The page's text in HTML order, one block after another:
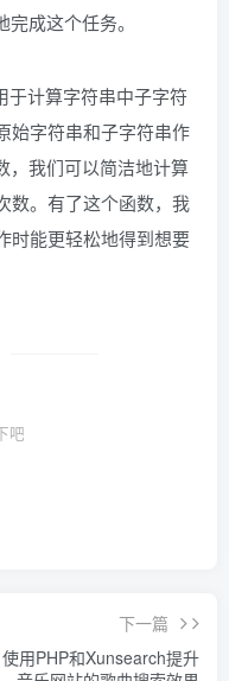
完成这个任务。
于计算字符串中子字符
始字符串和子字符串作
，我们可以简洁地计算
数。有了这个函数，我
时能更轻松地得到想要
吧
下一篇
使用PHP和Xunsearch提升